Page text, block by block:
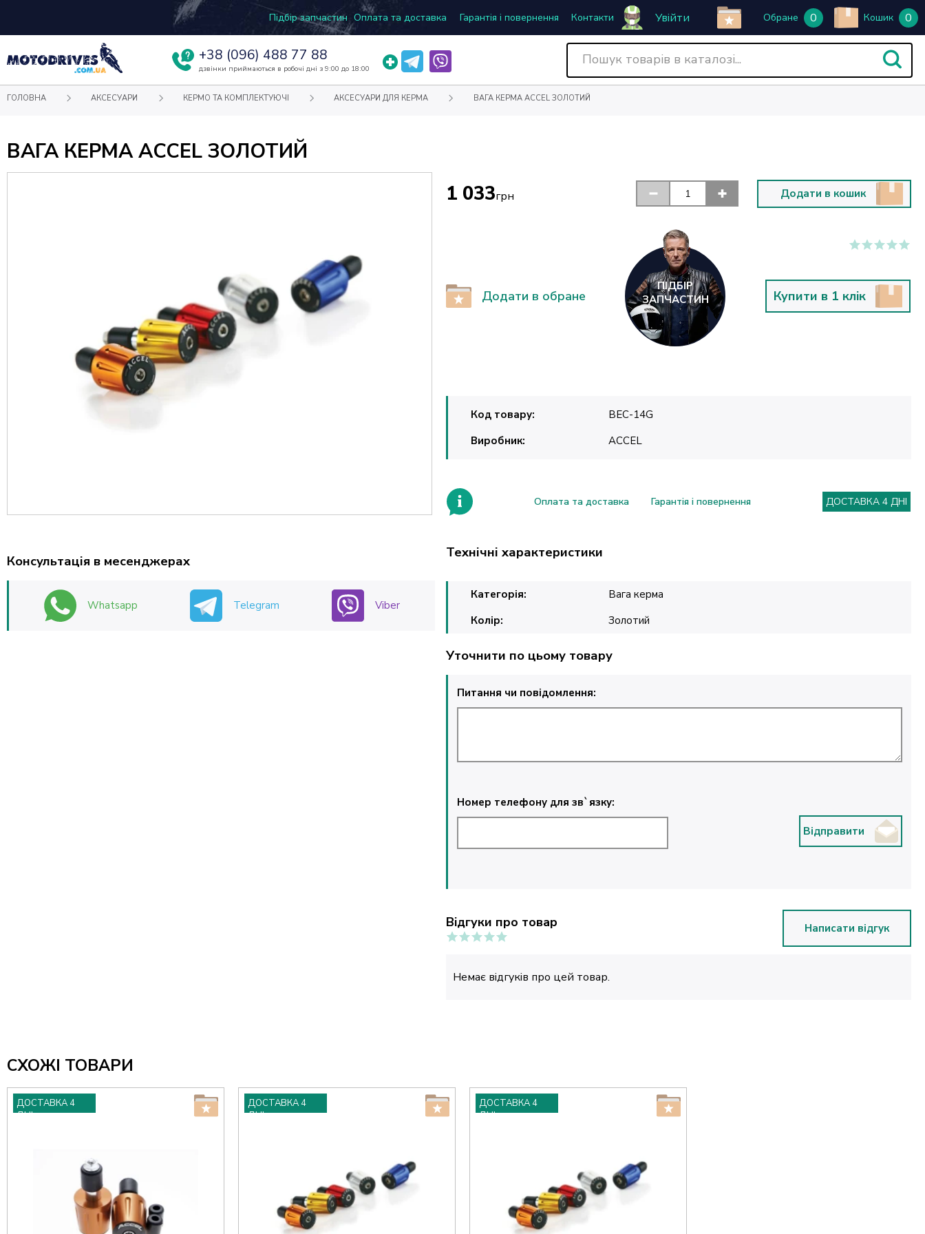
Підбір запчастин Оплата та доставка Гарантія і повернення Контакти Увійти Обране 0 Кошик 0
+38 (096) 488 77 88
дзвінки приймаються в робочі дні з 9:00 до 18:00
ГОЛОВНА АКСЕСУАРИ КЕРМО ТА КОМПЛЕКТУЮЧІ АКСЕСУАРИ ДЛЯ КЕРМА ВАГА КЕРМА ACCEL ЗОЛОТИЙ
ВАГА КЕРМА ACCEL ЗОЛОТИЙ
Консультація в месенджерах
Whatsapp Telegram Viber
1 033грн Додати в кошик
Додати в обране
ПІДБІР
ЗАПЧАСТИН
Купити в 1 клік
Код товару:
BEC-14G
Виробник:
ACCEL
Оплата та доставка Гарантія і повернення ДОСТАВКА 4 ДНІ
Технічні характеристики
Категорія:
Вага керма
Колір:
Золотий
Уточнити по цьому товару
Питання чи повідомлення:
Номер телефону для зв`язку:
Відправити
Відгуки про товар Написати відгук
Немає відгуків про цей товар.
СХОЖІ ТОВАРИ
ДОСТАВКА 4
ДНІ
ДОСТАВКА 4
ДНІ
ДОСТАВКА 4
ДНІ